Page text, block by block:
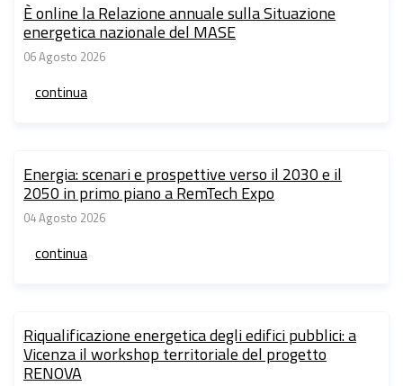
È online la Relazione annuale sulla Situazione
energetica nazionale del MASE
06 Agosto 2026
continua
Energia: scenari e prospettive verso il 2030 e il
2050 in primo piano a RemTech Expo
04 Agosto 2026
continua
Riqualificazione energetica degli edifici pubblici: a
Vicenza il workshop territoriale del progetto
RENOVA